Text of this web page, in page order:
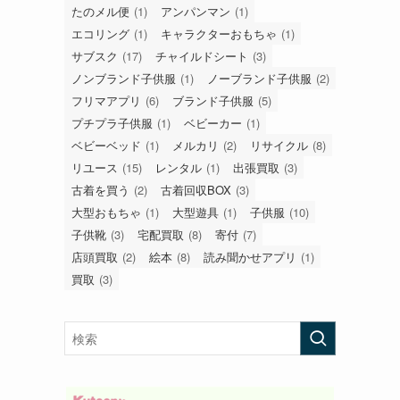
たのメル便 (1) アンパンマン (1)
エコリング (1) キャラクターおもちゃ (1)
サブスク (17) チャイルドシート (3)
ノンブランド子供服 (1) ノーブランド子供服 (2)
フリマアプリ (6) ブランド子供服 (5)
プチプラ子供服 (1) ベビーカー (1)
ベビーベッド (1) メルカリ (2) リサイクル (8)
リユース (15) レンタル (1) 出張買取 (3)
古着を買う (2) 古着回収BOX (3)
大型おもちゃ (1) 大型遊具 (1) 子供服 (10)
子供靴 (3) 宅配買取 (8) 寄付 (7)
店頭買取 (2) 絵本 (8) 読み聞かせアプリ (1)
買取 (3)